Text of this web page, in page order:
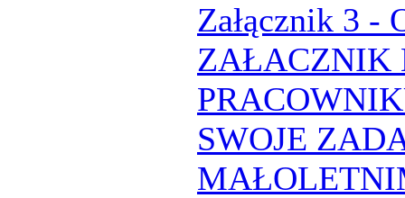
Załącznik 3 -
ZAŁACZNIK
SWOJE